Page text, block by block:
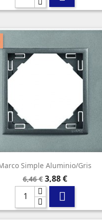
Simple Aluminio/gris
Precio
base
6,46 € Precio
3,88 €

 Vista rápida